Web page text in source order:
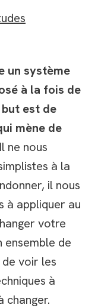
un système
à la fois de
est de
mène de
Il ne nous
à la
il nous
à appliquer au
votre
ensemble de
voir les
à
changer.